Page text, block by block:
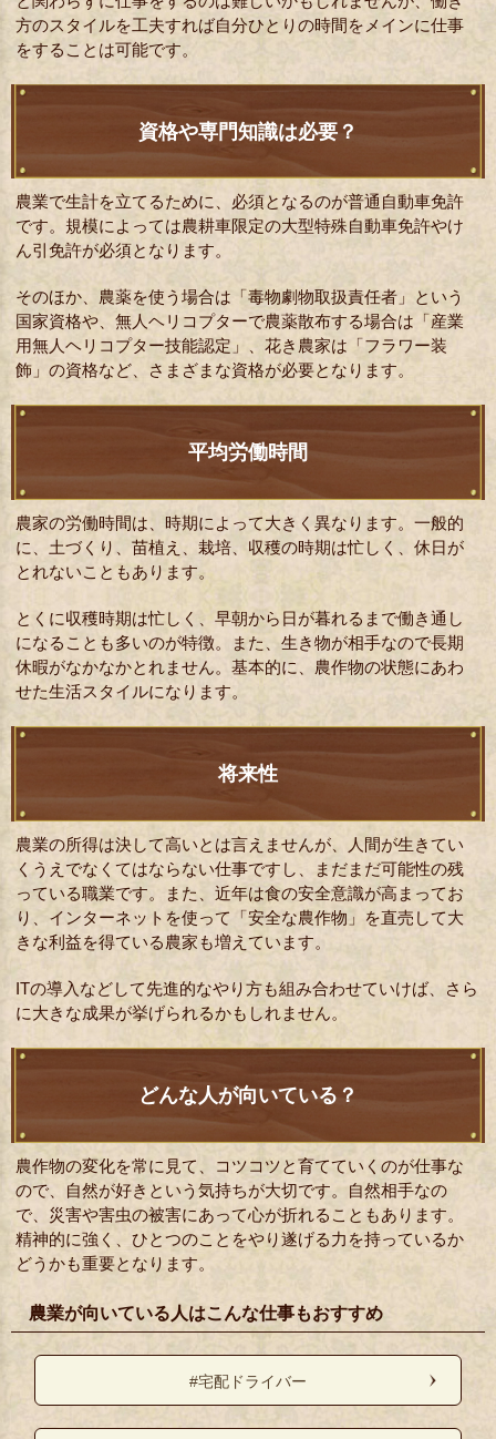
方のスタイルを工夫すれば自分ひとりの時間をメインに仕事
をすることは可能です。
資格や専門知識は必要？
農業で生計を立てるために、必須となるのが普通自動車免許
です。規模によっては農耕車限定の大型特殊自動車免許やけ
ん引免許が必須となります。
そのほか、農薬を使う場合は「毒物劇物取扱責任者」という
国家資格や、無人ヘリコプターで農薬散布する場合は「産業
用無人ヘリコプター技能認定」、花き農家は「フラワー装
飾」の資格など、さまざまな資格が必要となります。
平均労働時間
農家の労働時間は、時期によって大きく異なります。一般的
に、土づくり、苗植え、栽培、収穫の時期は忙しく、休日が
とれないこともあります。
とくに収穫時期は忙しく、早朝から日が暮れるまで働き通し
になることも多いのが特徴。また、生き物が相手なので長期
休暇がなかなかとれません。基本的に、農作物の状態にあわ
せた生活スタイルになります。
将来性
農業の所得は決して高いとは言えませんが、人間が生きてい
くうえでなくてはならない仕事ですし、まだまだ可能性の残
っている職業です。また、近年は食の安全意識が高まってお
り、インターネットを使って「安全な農作物」を直売して大
きな利益を得ている農家も増えています。
ITの導入などして先進的なやり方も組み合わせていけば、さら
に大きな成果が挙げられるかもしれません。
どんな人が向いている？
農作物の変化を常に見て、コツコツと育てていくのが仕事な
ので、自然が好きという気持ちが大切です。自然相手なの
で、災害や害虫の被害にあって心が折れることもあります。
精神的に強く、ひとつのことをやり遂げる力を持っているか
どうかも重要となります。
農業が向いている人はこんな仕事もおすすめ
#宅配ドライバー